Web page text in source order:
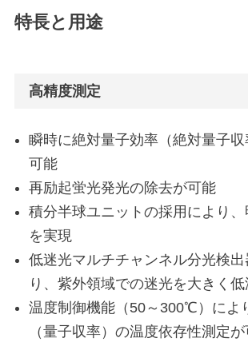
特長と用途
高精度測定
瞬時に絶対量子効率（絶対量子
可能
再励起蛍光発光の除去が可能
積分半球ユニットの採用により
を実現
低迷光マルチチャンネル分光検出
り、紫外領域での迷光を大きく低
温度制御機能（50～300℃）によ
（量子収率）の温度依存性測定